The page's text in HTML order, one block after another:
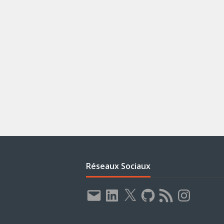
Réseaux Sociaux
E-
mail
LinkedIn
X GitHubFlux
RSS
Instagram